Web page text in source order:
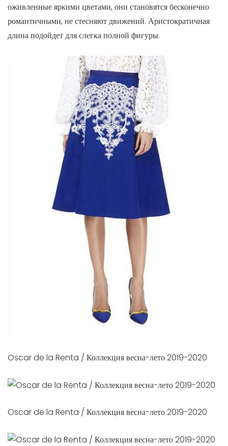
оживленные яркими цветами, они становятся бесконечно
романтичными, не стесняют движений. Аристократичная
длина подойдет для слегка полной фигуры.
Oscar de la Renta / Коллекция весна-лето 2019-2020
Oscar de la Renta / Коллекция весна-лето 2019-2020